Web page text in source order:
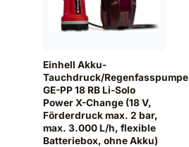
Einhell Akku-
Tauchdruck/Regenfasspumpe
GE-PP 18 RB Li-Solo
Power X-Change (18 V,
Förderdruck max. 2 bar,
max. 3.000 L/h, flexible
Batteriebox, ohne Akku)